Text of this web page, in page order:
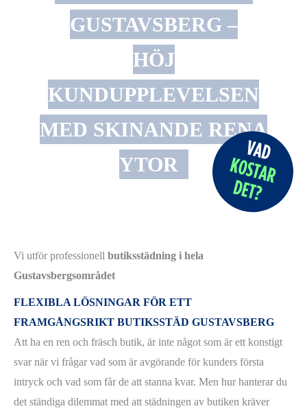
GUSTAVSBERG –
HÖJ
KUNDUPPLEVELSEN
MED SKINANDE RENA
YTOR
Vi utför professionell butiksstädning i hela
Gustavsbergsområdet
FLEXIBLA LÖSNINGAR FÖR ETT
FRAMGÅNGSRIKT BUTIKSSTÄD GUSTAVSBERG
Att ha en ren och fräsch butik, är inte något som är ett konstigt
svar när vi frågar vad som är avgörande för kunders första
intryck och vad som får de att stanna kvar. Men hur hanterar du
det ständiga dilemmat med att städningen av butiken kräver